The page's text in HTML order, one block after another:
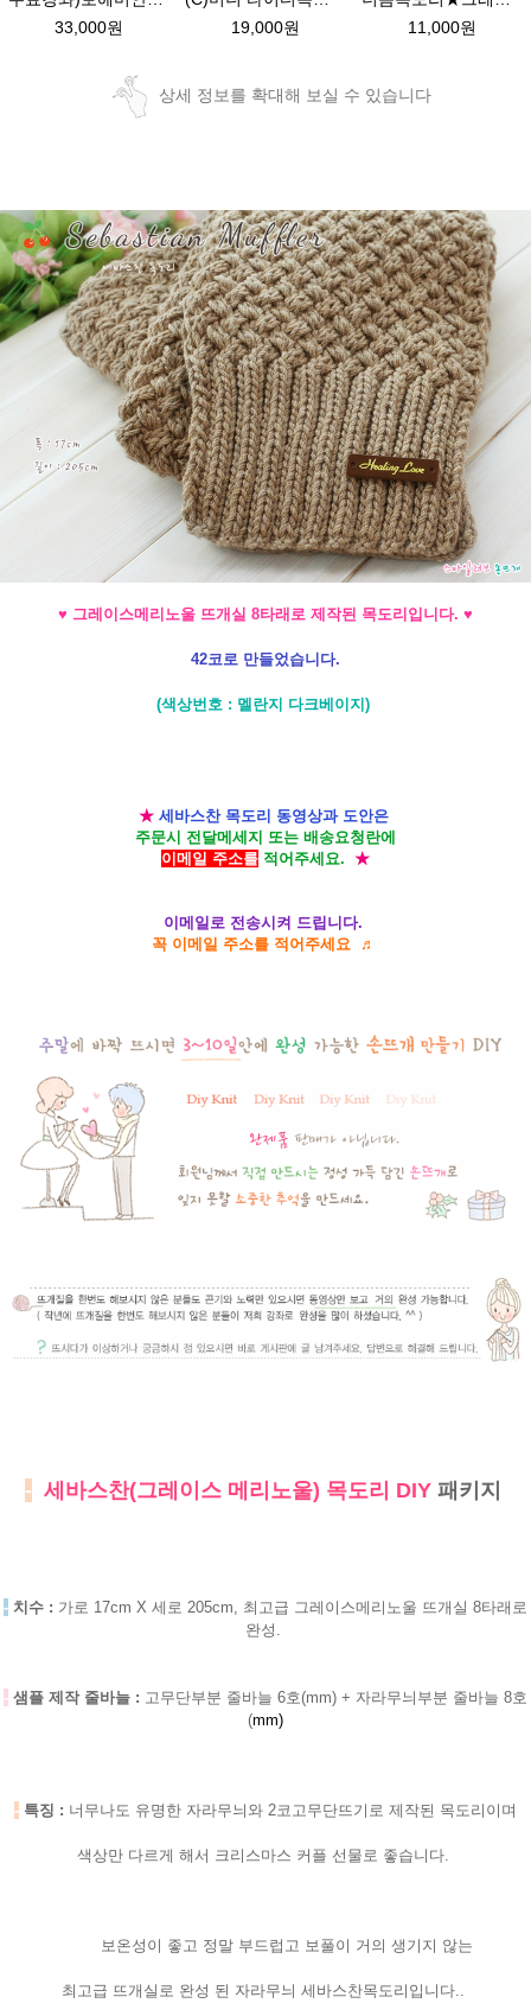
33,000원
19,000원
11,000원
상세 정보를 확대해 보실 수 있습니다
♥ 그레이스메리노울 뜨개실 8타래로 제작된 목도리입니다. ♥
42코로 만들었습니다.
(색상번호 : 멜란지 다크베이지)
★세바스찬 목도리 동영상과 도안은
주문시 전달메세지 또는 배송요청란에
이메일 주소를 적어주세요. ★
이메일로 전송시켜 드립니다.
꼭 이메일 주소를 적어주세요 ♬
- 세바스찬(그레이스 메리노울) 목도리 DIY 패키지
- 치수 : 가로 17cm X 세로 205cm, 최고급 그레이스메리노울 뜨개실 8타래로
완성.
- 샘플 제작 줄바늘 : 고무단부분 줄바늘 6호(mm) + 자라무늬부분 줄바늘 8호
(mm)
- 특징 : 너무나도 유명한 자라무늬와 2코고무단뜨기로 제작된 목도리이며
색상만 다르게 해서 크리스마스 커플 선물로 좋습니다.
보온성이 좋고 정말 부드럽고 보풀이 거의 생기지 않는
최고급 뜨개실로 완성 된 자라무늬 세바스찬목도리입니다..